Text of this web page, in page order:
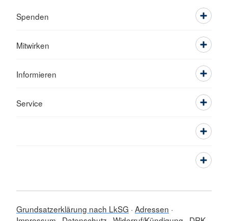
Spenden
Mitwirken
Informieren
Service
Grundsatzerklärung nach LkSG Adressen